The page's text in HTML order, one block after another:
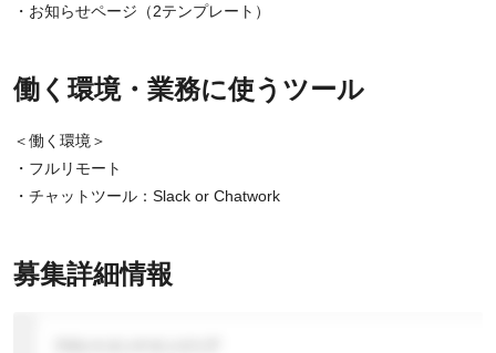
・お知らせページ（2テンプレート）
働く環境・業務に使うツール
＜働く環境＞
・フルリモート
・チャットツール：Slack or Chatwork
募集詳細情報